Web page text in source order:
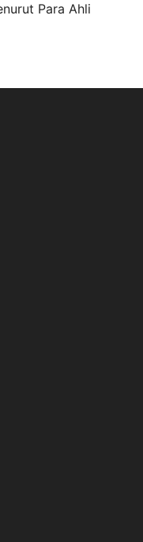
Para Ahli